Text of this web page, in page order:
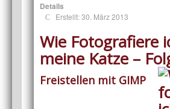
Details
Erstellt: 30. März 2013
Wie Fotografiere
meine Katze –
Freistellen mit GIMP